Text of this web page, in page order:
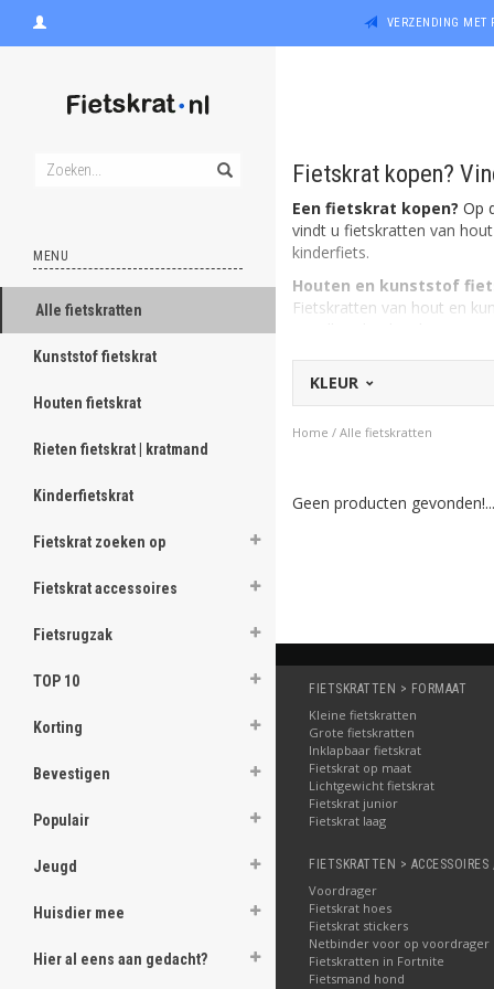
VERZENDING MET
MENU
Alle fietskratten
Kunststof fietskrat
Houten fietskrat
Rieten fietskrat | kratmand
Kinderfietskrat
Fietskrat zoeken op
Fietskrat accessoires
Fietsrugzak
TOP 10
Korting
Bevestigen
Populair
Jeugd
Huisdier mee
Hier al eens aan gedacht?
Fietskrat kopen?
Een fietskrat kopen? Op
vindt u fietskratten van
kinderfiets.
Houten en kunststof
Fietskratten van hout en
Rieten fietskratten
Een rieten fietskrat is
krat te creëren. Het leuke
Ook menig kinderfiets
de kinderfiets. Deze zijn
U kunt het overzicht
KLEUR
Home / Alle fietskratten
Geen producten gevonden!...
FIETSKRATTEN > FORMAAT
Kleine fietskratten
Grote fietskratten
Inklapbaar fietskrat
Fietskrat op maat
Lichtgewicht fietskrat
Fietskrat junior
Fietskrat laag
FIETSKRATTEN >
Voordrager
Fietskrat hoes
Fietskrat stickers
Netbinder voor op voordrager
Fietskratten in Fortnite
Fietsmand hond